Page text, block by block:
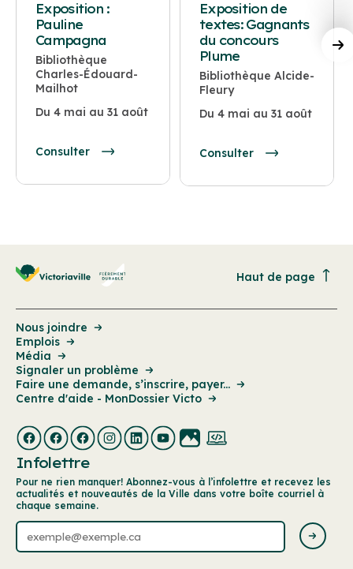
Exposition :
Pauline
Campagna
Bibliothèque
Charles-Édouard-
Mailhot
Du 4 mai au 31 août
Consulter
Exposition de
textes: Gagnants
du concours
Plume
Bibliothèque Alcide-
Fleury
Du 4 mai au 31 août
Consulter
Haut de page
Nous joindre
Emplois
Média
Signaler un problème
Faire une demande, s’inscrire, payer...
Centre d'aide - MonDossier Victo
Infolettre
Pour ne rien manquer! Abonnez-vous à l’infolettre et recevez les
actualités et nouveautés de la Ville dans votre boîte courriel à
chaque semaine.